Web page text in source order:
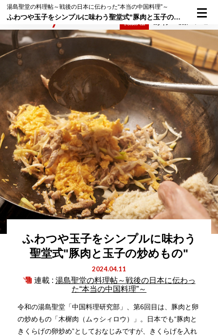
湯島聖堂の料理帖～戦後の日本に伝わった“本当の中国料理”～
ふわつや玉子をシンプルに味わう聖堂式"豚肉と玉子の炒めもの"
ふわつや玉子をシンプルに味わう
聖堂式"豚肉と玉子の炒めもの"
2024.04.11
連載 : 湯島聖堂の料理帖～戦後の日本に伝わっ
た“本当の中国料理”～
令和の湯島聖堂「中国料理研究部」、第6回目は、豚肉と卵
の炒めもの「木樨肉（ムゥシィロウ）」。日本でも“豚肉と
きくらげの卵炒め”としておなじみですが、きくらげを入れ